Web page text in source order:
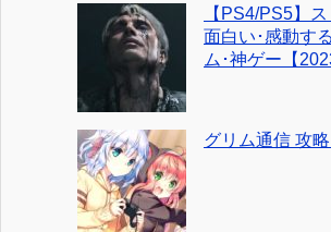
【PS4/PS5】
面白い･感動す
ム･神ゲー【
グリム通信 攻